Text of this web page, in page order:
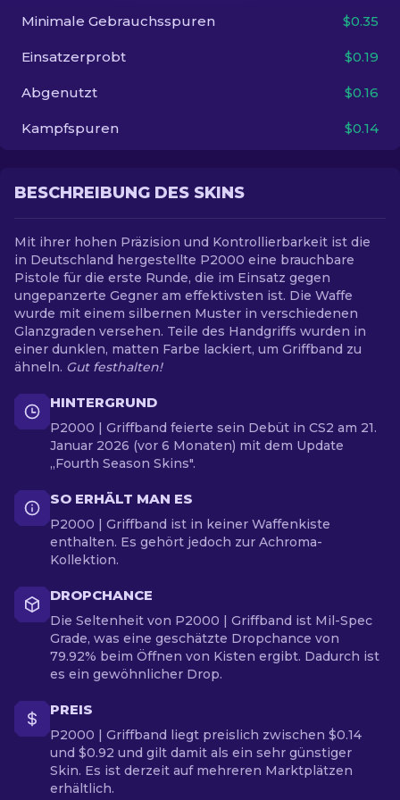
Minimale Gebrauchsspuren $0.35
Einsatzerprobt $0.19
Abgenutzt $0.16
Kampfspuren $0.14
BESCHREIBUNG DES SKINS
Mit ihrer hohen Präzision und Kontrollierbarkeit ist die
in Deutschland hergestellte P2000 eine brauchbare
Pistole für die erste Runde, die im Einsatz gegen
ungepanzerte Gegner am effektivsten ist. Die Waffe
wurde mit einem silbernen Muster in verschiedenen
Glanzgraden versehen. Teile des Handgriffs wurden in
einer dunklen, matten Farbe lackiert, um Griffband zu
ähneln. Gut festhalten!
HINTERGRUND
P2000 | Griffband feierte sein Debüt in CS2 am 21.
Januar 2026 (vor 6 Monaten) mit dem Update
„Fourth Season Skins".
SO ERHÄLT MAN ES
P2000 | Griffband ist in keiner Waffenkiste
enthalten. Es gehört jedoch zur Achroma-
Kollektion.
DROPCHANCE
Die Seltenheit von P2000 | Griffband ist Mil-Spec
Grade, was eine geschätzte Dropchance von
79.92% beim Öffnen von Kisten ergibt. Dadurch ist
es ein gewöhnlicher Drop.
PREIS
P2000 | Griffband liegt preislich zwischen $0.14
und $0.92 und gilt damit als ein sehr günstiger
Skin. Es ist derzeit auf mehreren Marktplätzen
erhältlich.